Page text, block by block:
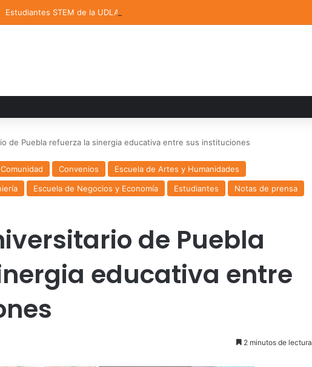
Estudiantes STEM de la UDLAP destacan en el MUTVI 2026
de Puebla refuerza la sinergia educativa entre sus instituciones
Comunidad Convenios
Escuela de Artes y Humanidades
Escuela de Negocios y Economía Estudiantes
Notas de prensa
de Puebla
educativa entre
2 minutos de lectura